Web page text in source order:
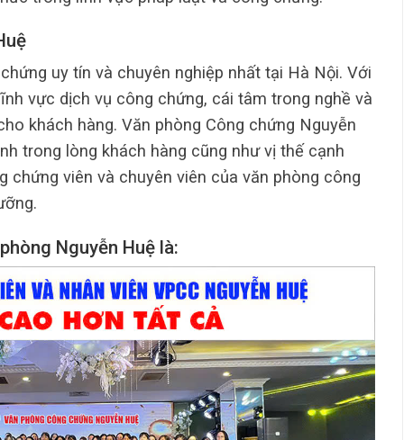
uy tín và chuyên nghiệp nhất tại Hà Nội. Với
vực dịch vụ công chứng, cái tâm trong nghề và
khách hàng. Văn phòng Công chứng Nguyễn
trong lòng khách hàng cũng như vị thế cạnh
chứng viên và chuyên viên của văn phòng công
Nguyễn Huệ là: